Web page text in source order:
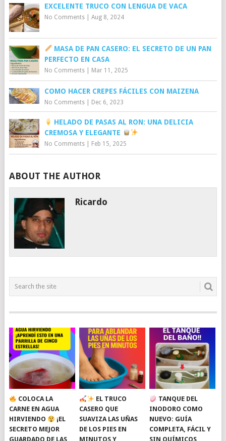
EXCELENTE TRUCO CON LENGUA DE VACA
No Comments| Aug 8, 2024
MASA DE PAN CASERO: EL SECRETO DE UN PAN
PERFECTO EN CASA
No Comments| Mar 11, 2025
COMO HACER CREPES FÁCILES CON MAIZENA
No Comments| Dec 6, 2023
HELADO DE PASAS AL RON: UNA DELICIA
CREMOSA Y ELEGANTE
No Comments| Feb 15, 2025
ABOUT THE AUTHOR
Ricardo
COLOCA LA
CARNE EN AGUA
HIRVIENDO
¡EL
SECRETO MEJOR
GUARDADO DE LAS
EL TRUCO
CASERO QUE
SUAVIZA LAS UÑAS
DE LOS PIES EN
MINUTOS Y
TANQUE DEL
INODORO COMO
NUEVO: GUÍA
COMPLETA, FÁCIL Y
SIN QUÍMICOS